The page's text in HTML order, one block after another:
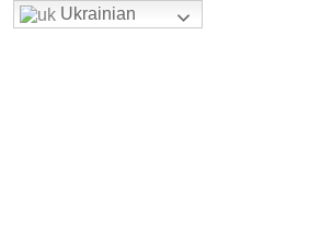
Ukrainian